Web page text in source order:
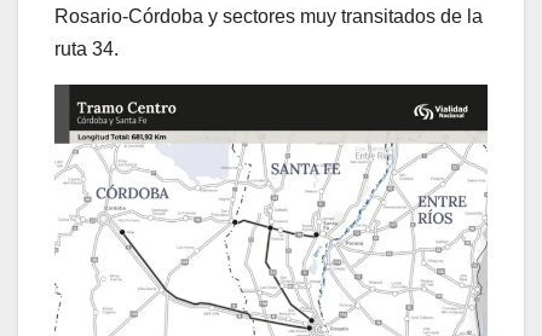
Rosario-Córdoba y sectores muy transitados de la
ruta 34.